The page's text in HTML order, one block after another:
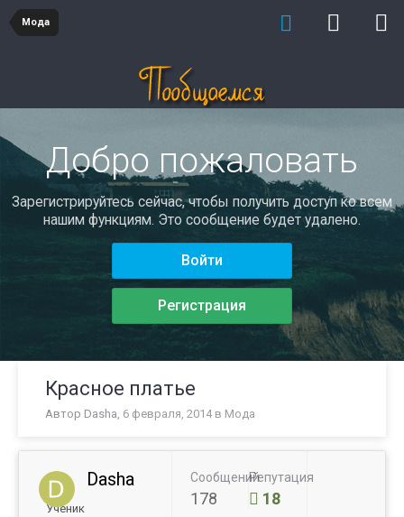
Мода
Добро пожаловать
Зарегистрируйтесь сейчас, чтобы получить доступ ко всем
нашим функциям. Это сообщение будет удалено.
Войти
Регистрация
Красное платье
Автор Dasha, 6 февраля, 2014в Мода
Dasha
Ученик
Сообщений
178
Репутация
18